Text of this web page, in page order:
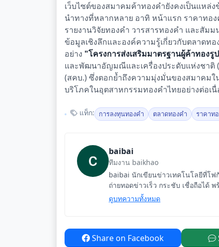
เว็บไซต์ของสมาคมค้าทองคำยังคงเป็นแห
นำทางที่หลากหลาย อาทิ หน้าแรก ราคาทอ
รายงานวิจัยทองคำ วารสารทองคำ และสัม
ข้อมูลเชิงลึกและองค์ความรู้เกี่ยวกับตลาดท
อย่าง "โครงการส่งเสริมมาตรฐานผู้ค้าทอง
และพัฒนาอัญมณีและเครื่องประดับแห่งชาติ
(สคบ.) ซึ่งตอกย้ำถึงความมุ่งมั่นของสมาคม
บริโภคในอุตสาหกรรมทองคำไทยอย่างต่อเนื่
แท็ก: การลงทุนทองคำ ตลาดทองคำ ราคาท
baibai
ทีมงาน baikhao
baibai นักเขียนข่าวเทคโนโลยีที่โ
ถ่ายทอดข่าวเร็ว กระชับ เชื่อถือได้
ดูบทความทั้งหมด
Share on Facebook